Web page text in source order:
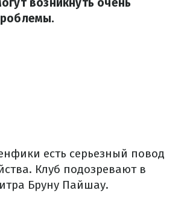
есть серьезный повод
Клуб подозревают в
Бруну Пайшау.